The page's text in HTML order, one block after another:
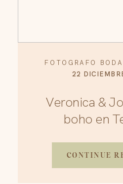
FOTOGRAFO
22
Veronica &
boho en
CONTINUE